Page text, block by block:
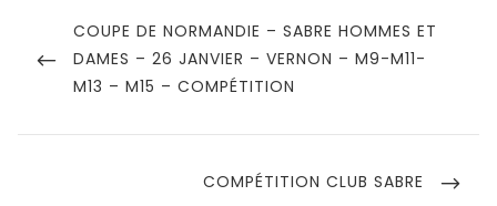
l’article
PREVIOUS
POST
COUPE DE NORMANDIE – SABRE HOMMES ET
DAMES – 26 JANVIER – VERNON – M9-M11-
M13 – M15 – COMPÉTITION
NEXT
COMPÉTITION CLUB SABRE